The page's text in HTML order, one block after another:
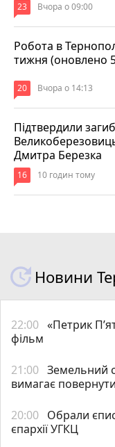
23 Вчора о 09:00
Робота в
тижня (оновлено
20 Вчора о 14:13
Підтвердили
Дмитра Березка
16 10 годин тому
Новини
22:00 «Петрик
фільм
21:00 Земельний
вимагає
20:00 Обрали
єпархії УГКЦ